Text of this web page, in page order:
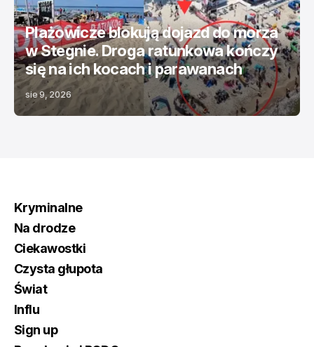
Plażowicze blokują dojazd do morza
w Stegnie. Droga ratunkowa kończy
się na ich kocach i parawanach
sie 9, 2026
Kryminalne
Na drodze
Ciekawostki
Czysta głupota
Świat
Influ
Sign up